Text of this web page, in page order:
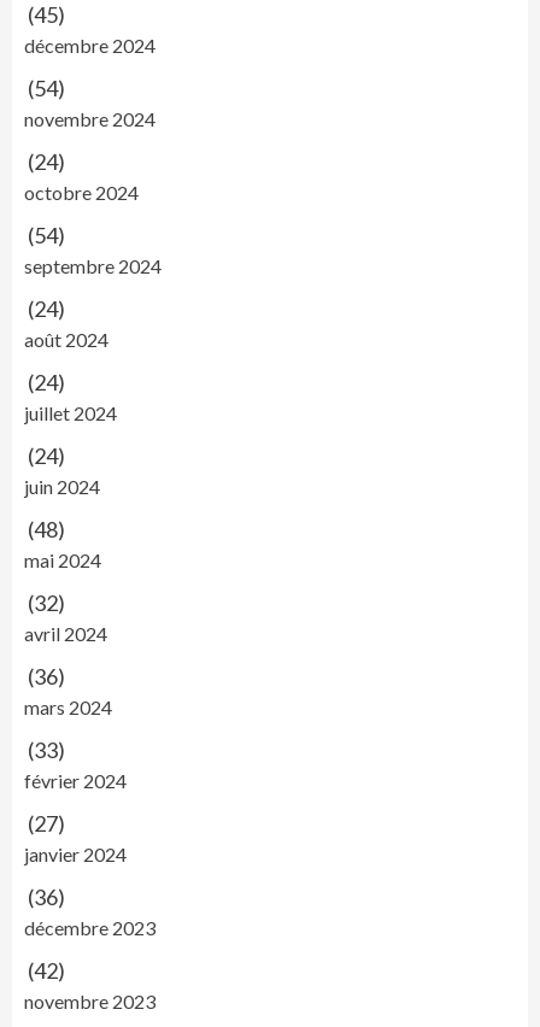
(45)
décembre 2024
(54)
novembre 2024
(24)
octobre 2024
(54)
septembre 2024
(24)
août 2024
(24)
juillet 2024
(24)
juin 2024
(48)
mai 2024
(32)
avril 2024
(36)
mars 2024
(33)
février 2024
(27)
janvier 2024
(36)
décembre 2023
(42)
novembre 2023